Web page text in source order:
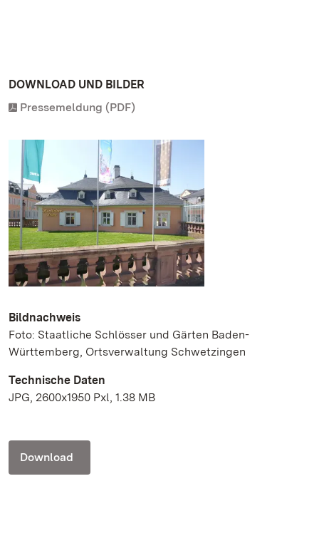
DOWNLOAD UND BILDER
Pressemeldung (PDF)
Bildnachweis
Foto: Staatliche Schlösser und Gärten Baden-
Württemberg, Ortsverwaltung Schwetzingen
Technische Daten
JPG, 2600x1950 Pxl, 1.38 MB
Download